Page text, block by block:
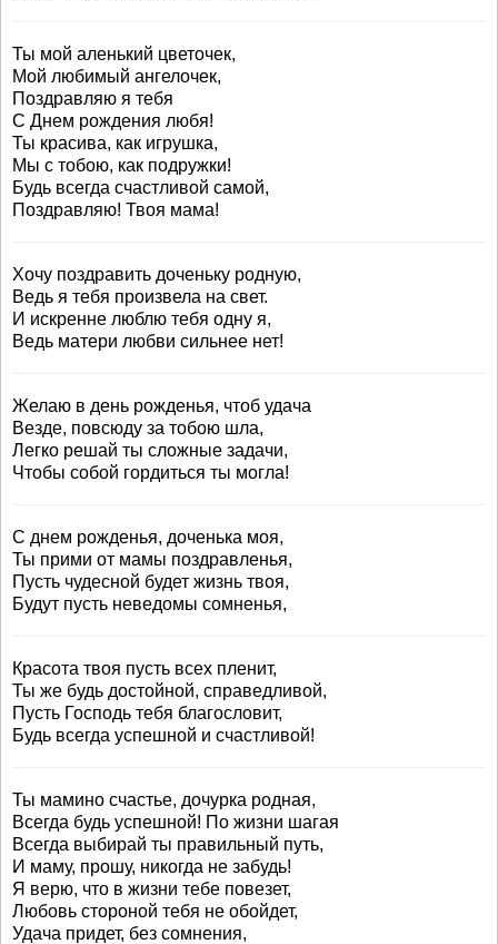
Ты мой аленький цветочек,
Мой любимый ангелочек,
Поздравляю я тебя
С Днем рождения любя!
Ты красива, как игрушка,
Мы с тобою, как подружки!
Будь всегда счастливой самой,
Поздравляю! Твоя мама!
Хочу поздравить доченьку родную,
Ведь я тебя произвела на свет.
И искренне люблю тебя одну я,
Ведь матери любви сильнее нет!
Желаю в день рожденья, чтоб удача
Везде, повсюду за тобою шла,
Легко решай ты сложные задачи,
Чтобы собой гордиться ты могла!
С днем рожденья, доченька моя,
Ты прими от мамы поздравленья,
Пусть чудесной будет жизнь твоя,
Будут пусть неведомы сомненья,
Красота твоя пусть всех пленит,
Ты же будь достойной, справедливой,
Пусть Господь тебя благословит,
Будь всегда успешной и счастливой!
Ты мамино счастье, дочурка родная,
Всегда будь успешной! По жизни шагая
Всегда выбирай ты правильный путь,
И маму, прошу, никогда не забудь!
Я верю, что в жизни тебе повезет,
Любовь стороной тебя не обойдет,
Удача придет, без сомнения,